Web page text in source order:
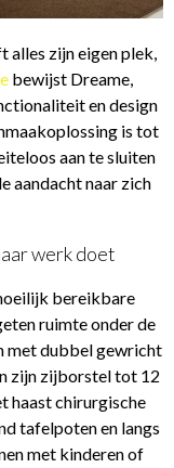
alles zijn eigen plek,
bewijst Dreame,
en design
is tot
aan te sluiten
aandacht naar zich
werk doet
bereikbare
ruimte onder de
met dubbel gewricht
zijn zijborstel tot 12
haast chirurgische
tafelpoten en langs
met kinderen of